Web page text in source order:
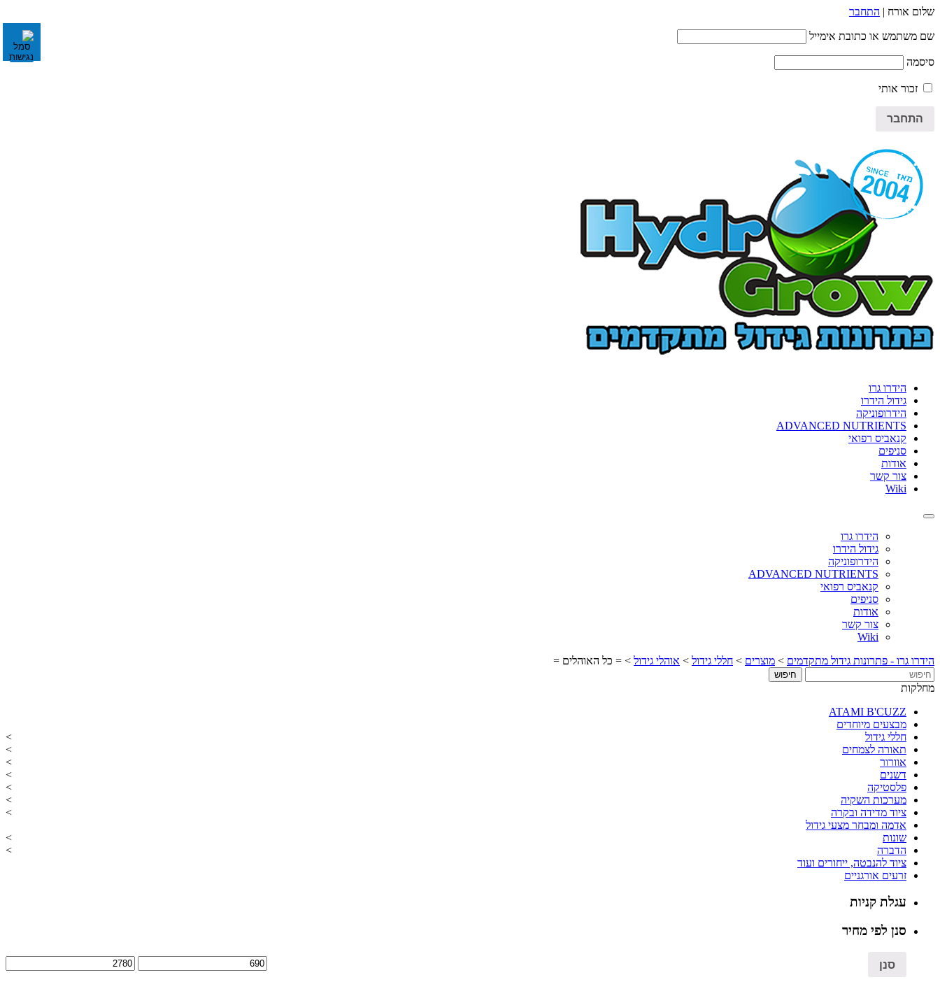
שלום אורח | התחבר
שם משתמש או כתובת אימייל
סיסמה
זכור אותי
הידרו גרו
גידול הידרו
הידרופוניקה
ADVANCED NUTRIENTS
קנאביס רפואי
סניפים
אודות
צור קשר
Wiki
Toggle
הידרו גרו
גידול הידרו
הידרופוניקה
ADVANCED NUTRIENTS
קנאביס רפואי
סניפים
אודות
צור קשר
Wiki
הידרו גרו - פתרונות גידול מתקדמים > מוצרים > חללי גידול > אוהלי גידול > = כל האוהלים =
מחלקות
ATAMI B'CUZZ
מבצעים מיוחדים
חללי גידול
תאורה לצמחים
אוורור
דשנים
פלסטיקה
מערכות השקיה
ציוד מדידה ובקרה
אדמה ומבחר מצעי גידול
שונות
הדברה
ציוד להנבטה, ייחורים ועוד
זרעים אורגניים
עגלת קניות
סנן לפי מחיר
סנן